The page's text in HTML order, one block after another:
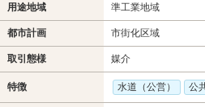
用途地域 準工業地域
都市計画 市街化区域
取引態様 媒介
特徴 水道（公営） 公